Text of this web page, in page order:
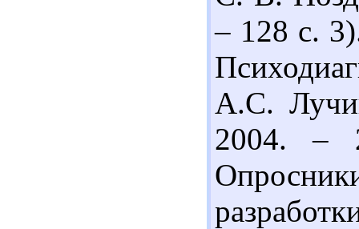
– 128 с.
А.С.
2004. –